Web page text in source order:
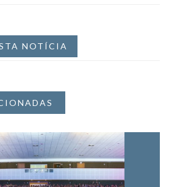
NOTÍCIA